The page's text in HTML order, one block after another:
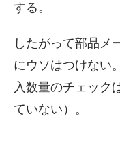
する。
したがって部品メ
にウソはつけない
入数量のチェック
ていない）。